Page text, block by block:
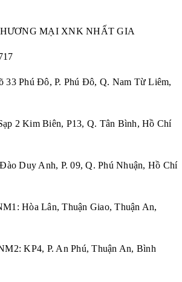
MẠI XNK NHẤT GIA
33 Phú Đô, P. Phú Đô, Q. Nam Từ Liêm,
2 Kim Biên, P13, Q. Tân Bình, Hồ Chí
P. 09, Q. Phú Nhuận, Hồ Chí
Hòa Lân, Thuận Giao, Thuận An,
An Phú, Thuận An, Bình